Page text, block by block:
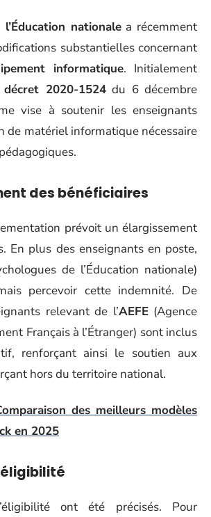
nationalea récemment
substantielles concernant
informatique. Initialement
décret 2020-1524du 6 décembre
vise à soutenir les enseignants
de matériel informatique nécessaire
des bénéficiaires
prévoit un élargissement
En plus des enseignants en poste,
de l’Éducation nationale)
percevoir cette indemnité. De
relevant de l’AEFE(Agence
Français à l’Étranger) sont inclus
renforçant ainsi le soutien aux
hors du territoire national.
des meilleurs modèles
en 2025
ont été précisés. Pour